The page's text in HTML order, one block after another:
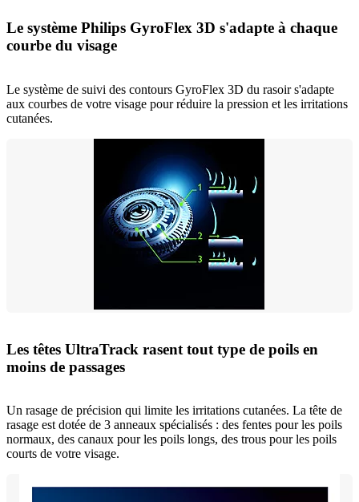
Le système Philips GyroFlex 3D s'adapte à chaque
courbe du visage
Le système de suivi des contours GyroFlex 3D du rasoir s'adapte
aux courbes de votre visage pour réduire la pression et les irritations
cutanées.
Les têtes UltraTrack rasent tout type de poils en
moins de passages
Un rasage de précision qui limite les irritations cutanées. La tête de
rasage est dotée de 3 anneaux spécialisés : des fentes pour les poils
normaux, des canaux pour les poils longs, des trous pour les poils
courts de votre visage.